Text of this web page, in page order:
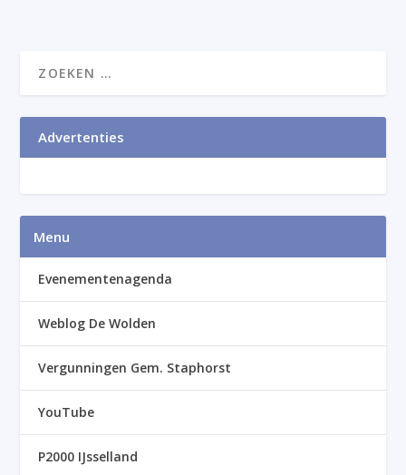
Advertenties
Menu
Evenementenagenda
Weblog De Wolden
Vergunningen Gem. Staphorst
YouTube
P2000 IJsselland